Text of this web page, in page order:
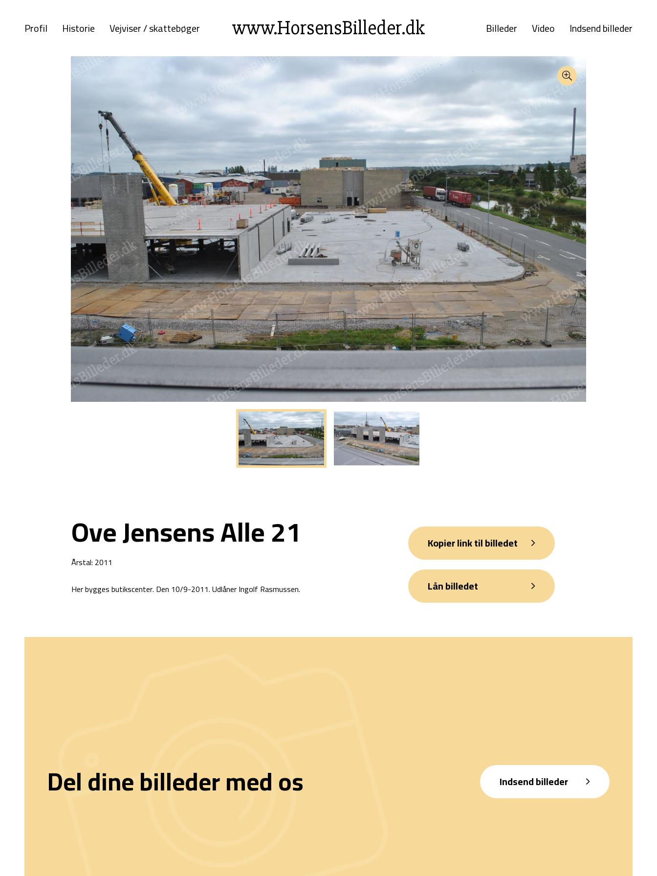
Profil Historie Vejviser / skattebøger www.HorsensBilleder.dk Billeder Video Indsend billeder
Ove Jensens Alle 21
Årstal: 2011
Her bygges butikscenter. Den 10/9-2011. Udlåner Ingolf Rasmussen.
Kopier link til billedet
Lån billedet
Del dine billeder med os Indsend billeder